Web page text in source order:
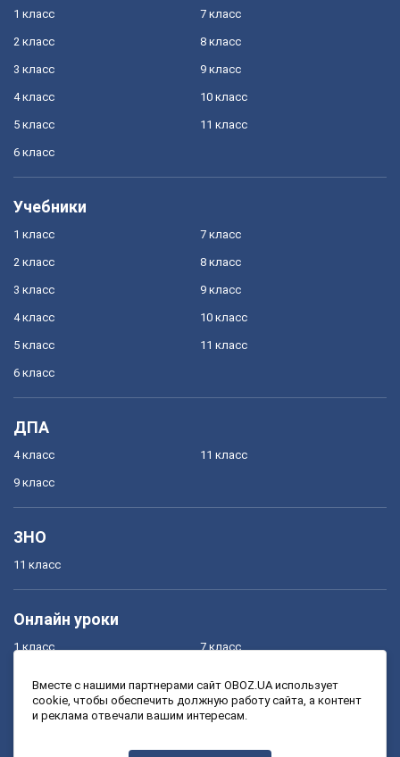
1 класс
2 класс
3 класс
4 класс
5 класс
6 класс
7 класс
8 класс
9 класс
10 класс
11 класс
Учебники
1 класс
2 класс
3 класс
4 класс
5 класс
6 класс
7 класс
8 класс
9 класс
10 класс
11 класс
ДПА
4 класс
9 класс
11 класс
ЗНО
11 класс
Онлайн уроки
1 класс
3 класс
7 класс
9 класс
Вместе с нашими партнерами сайт OBOZ.UA использует
cookie, чтобы обеспечить должную работу сайта, а контент
и реклама отвечали вашим интересам.